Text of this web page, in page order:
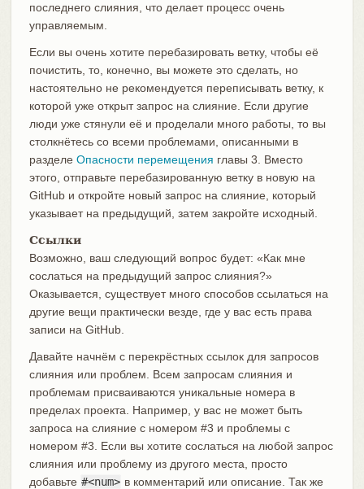
последнего слияния, что делает процесс очень
управляемым.
Если вы очень хотите перебазировать ветку, чтобы её
почистить, то, конечно, вы можете это сделать, но
настоятельно не рекомендуется переписывать ветку, к
которой уже открыт запрос на слияние. Если другие
люди уже стянули её и проделали много работы, то вы
столкнётесь со всеми проблемами, описанными в
разделе Опасности перемещения главы 3. Вместо
этого, отправьте перебазированную ветку в новую на
GitHub и откройте новый запрос на слияние, который
указывает на предыдущий, затем закройте исходный.
Ссылки
Возможно, ваш следующий вопрос будет: «Как мне
сослаться на предыдущий запрос слияния?»
Оказывается, существует много способов ссылаться на
другие вещи практически везде, где у вас есть права
записи на GitHub.
Давайте начнём с перекрёстных ссылок для запросов
слияния или проблем. Всем запросам слияния и
проблемам присваиваются уникальные номера в
пределах проекта. Например, у вас не может быть
запроса на слияние с номером #3 и проблемы с
номером #3. Если вы хотите сослаться на любой запрос
слияния или проблему из другого места, просто
добавьте #<num> в комментарий или описание. Так же